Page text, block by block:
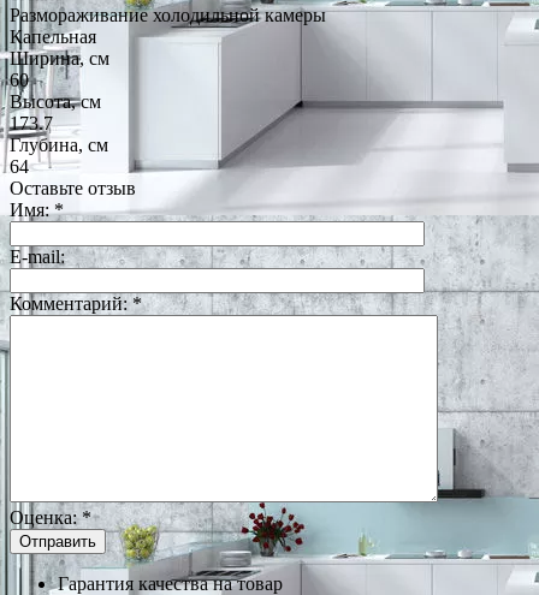
Размораживание холодильной камеры
Капельная
Ширина, см
60
Высота, см
173.7
Глубина, см
64
Оставьте отзыв
Имя:*
E-mail:
Комментарий: *
Оценка: *
Гарантия качества на товар